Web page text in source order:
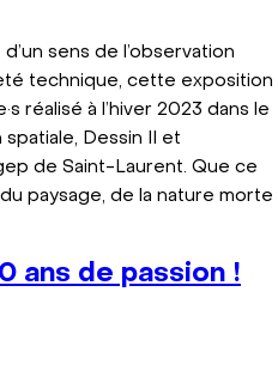
sens de l’observation
technique, cette exposition
réalisé à l’hiver 2023 dans le
Dessin II et
de Saint-Laurent. Que ce
paysage, de la nature morte
ans de passion !